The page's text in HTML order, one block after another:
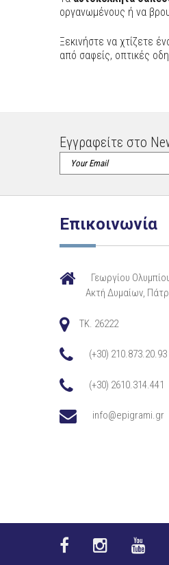
οργανωμένους ή να
Ξεκινήστε να χτίζετε
από σαφείς, οπτικές
Εγγραφείτε στο
Επικοινωνία
Γεωργίου
Ακτή Δυμαίων,
TK. 26222
(+30) 210.873.20.93
(+30) 2610.314.441
info@epigrami.gr